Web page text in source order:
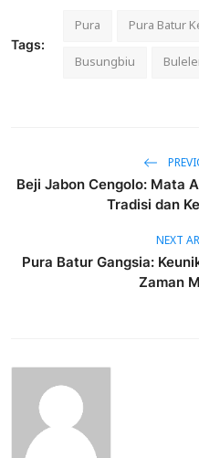
Tags:
Pura Pura Batur
Busungbiu
Beji Jabon Cengolo: Mata
Tradisi dan
NEXT
Pura Batur Gangsia:
Zaman